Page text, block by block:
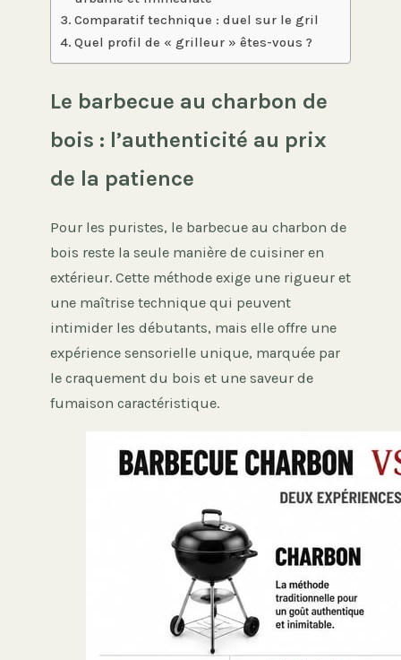
Comparatif technique : duel sur le gril
Quel profil de « grilleur » êtes-vous ?
Le barbecue au charbon de
bois : l’authenticité au prix
de la patience
Pour les puristes, le barbecue au charbon de
bois reste la seule manière de cuisiner en
extérieur. Cette méthode exige une rigueur et
une maîtrise technique qui peuvent
intimider les débutants, mais elle offre une
expérience sensorielle unique, marquée par
le craquement du bois et une saveur de
fumaison caractéristique.